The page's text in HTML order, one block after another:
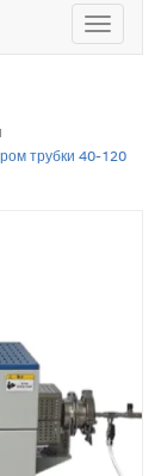
Toggle
трубки 40-120